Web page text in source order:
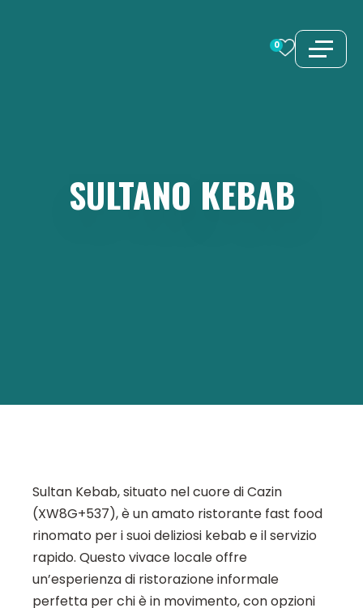
0
SULTANO KEBAB
Sultan Kebab, situato nel cuore di Cazin
(XW8G+537), è un amato ristorante fast food
rinomato per i suoi deliziosi kebab e il servizio
rapido. Questo vivace locale offre
un’esperienza di ristorazione informale
perfetta per chi è in movimento, con opzioni